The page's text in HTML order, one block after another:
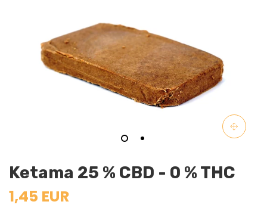
Ketama 25 % CBD - 0 % THC
1,45 EUR